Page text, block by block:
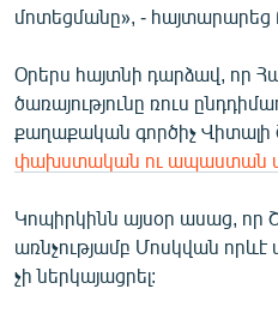
մոտեցմանը», -
Օրերս հայտնի դարձավ, որ
ծառայությունը ռուս
քաղաքական գործիչ Վիտալի
փախստական ու ապաստան
Կոպիրկինն այսօր ասաց, որ
առնչությամբ Մոսկվան
չի ներկայացրել: